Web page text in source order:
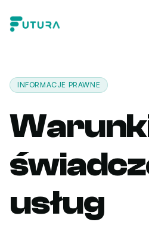
INFORMACJE PRAWNE
usług